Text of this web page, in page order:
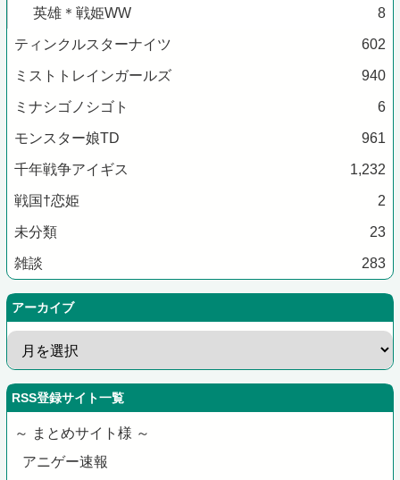
英雄＊戦姫WW 8
ティンクルスターナイツ 602
ミストトレインガールズ 940
ミナシゴノシゴト 6
モンスター娘TD 961
千年戦争アイギス 1,232
戦国†恋姫 2
未分類 23
雑談 283
アーカイブ
RSS登録サイト一覧
～ まとめサイト様 ～
アニゲー速報